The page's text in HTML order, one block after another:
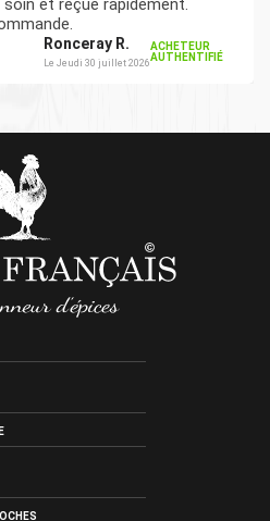
et reçue rapidement.
Ronceray R.
Le Jeudi 30 juillet 2026
ACHETEUR
AUTHENTIFIÉ